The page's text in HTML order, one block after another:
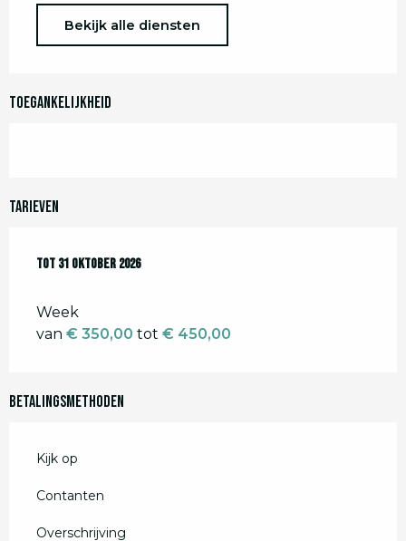
Bekijk alle diensten
Toegankelijkheid
Tarieven
Van7 maart 2026tot
Tot 31 oktober 2026
Week
van € 350,00 tot € 450,00
Betalingsmethoden
Kijk op
Contanten
Overschrijving